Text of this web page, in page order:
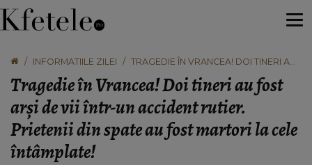
INFORMATIILE ZILEI
TRAGEDIE ÎN VRANCEA! DOI TINERI AU
RUTIER. PRIETENII DIN SPATE AU FOST
MARTORI LA CELE ÎNTÂMPLATE!
Tragedie în Vrancea! Doi tineri au fost
arși de vii într-un accident rutier.
Prietenii din spate au fost martori la cele
întâmplate!